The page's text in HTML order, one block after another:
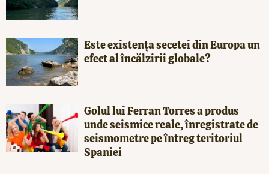
Este existența secetei din Europa un
efect al încălzirii globale?
Golul lui Ferran Torres a produs
unde seismice reale, înregistrate de
seismometre pe întreg teritoriul
Spaniei